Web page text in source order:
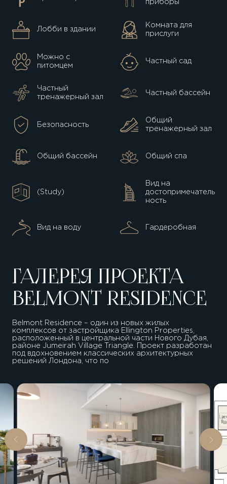
приборы
Лобби в здании
Комната для
прислуги
Можно с
питомцем
Частный сад
Частный
тренажерный зал
Частный бассейн
Безопасность
Общий
тренажерный зал
Общий бассейн Общий спа
(Study)
Вид на
достопримечатель
ность
Вид на воду Гардеробная
ГАЛЕРЕЯ ПРОЕКТА
BELMONT RESIDENCE
Belmont Residence – один из новых жилых
комплексов от застройщика Ellington Properties,
расположенный в центральной части Нового Дубая,
районе Jumeirah Village Triangle. Проект разработан
под вдохновением классических архитектурных
решений Лондона, что по